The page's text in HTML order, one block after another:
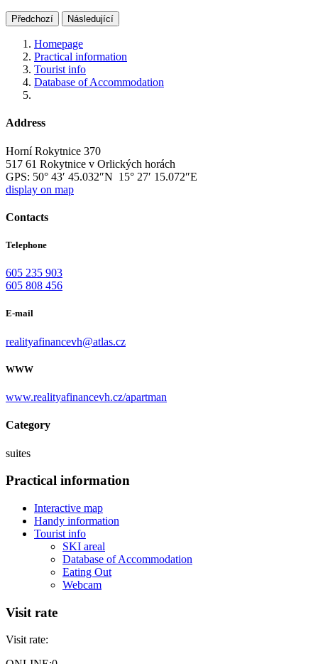
Předchozí Následující
Homepage
Practical information
Tourist info
Database of Accommodation
Address
Horní Rokytnice 370
517 61 Rokytnice v Orlických horách
GPS: 50° 43′ 45.032″N 15° 27′ 15.072″E
display on map
Contacts
Telephone
605 235 903
605 808 456
E-mail
realityafinancevh@atlas.cz
WWW
www.realityafinancevh.cz/apartman
Category
suites
Practical information
Interactive map
Handy information
Tourist info
SKI areal
Database of Accommodation
Eating Out
Webcam
Visit rate
Visit rate: